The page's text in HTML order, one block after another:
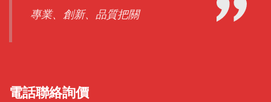
專業、創新、品質把關
電話聯絡詢價